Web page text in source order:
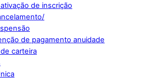
de inscrição
de pagamento anuidade
carteira